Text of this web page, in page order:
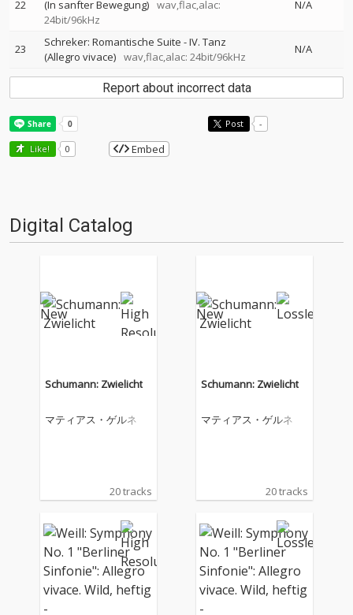
22 (In sanfter Bewegung) wav,flac,alac:
24bit/96kHz
N/A
23
Schreker: Romantische Suite - IV. Tanz
(Allegro vivace) wav,flac,alac: 24bit/96kHz
N/A
Report about incorrect data
Post -
Like! 0 Embed
Digital Catalog
Schumann: Zwielicht
マティアス・ゲルネ
20 tracks
Schumann: Zwielicht
マティアス・ゲルネ
20 tracks